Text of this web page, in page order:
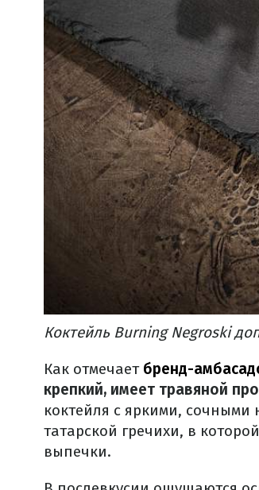
Коктейль Burning Negroski
Как отмечает бренд-
крепкий, имеет травяной
коктейля с яркими, сочными
татарской гречихи, в
выпечки.